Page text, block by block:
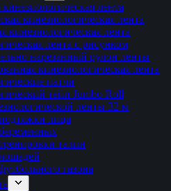
лента
кинезиологическая лента
кинезиологическая лента
лента с рисунком
нарезанный рулон ленты
кинезиологическая лента
патчи
тейп Jumbo Roll
ленты 32 м
лица
талии
газона